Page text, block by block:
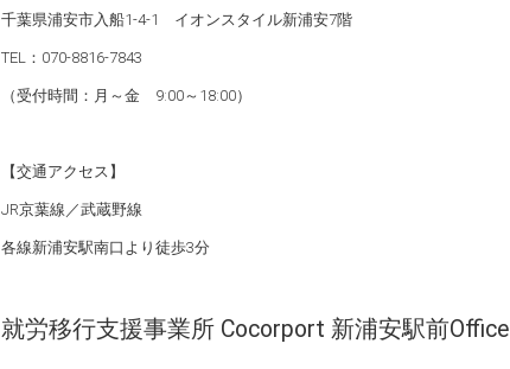
千葉県浦安市入船1-4-1 イオンスタイル新浦安7階
TEL：070-8816-7843
（受付時間：月～金 9:00～18:00）
【交通アクセス】
JR京葉線／武蔵野線
各線新浦安駅南口より徒歩3分
就労移行支援事業所 Cocorport 新浦安駅前Office